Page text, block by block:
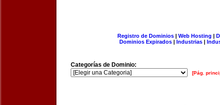
Registro de Dominios| Web Hosting |
Dominios Expirados | Industrias |
Categorías de Dominio:
[Pág.